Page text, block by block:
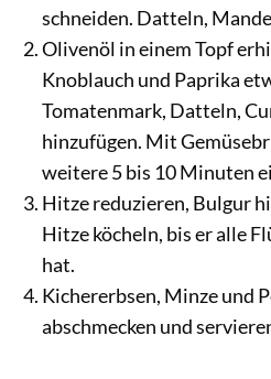
schneiden. Datteln,
Olivenöl in einem Topf
Knoblauch und Paprika
Tomatenmark, Datteln,
hinzufügen. Mit
weitere 5 bis 10 Minuten
Hitze reduzieren, Bulgur
Hitze köcheln, bis er alle
hat.
Kichererbsen, Minze und
abschmecken und